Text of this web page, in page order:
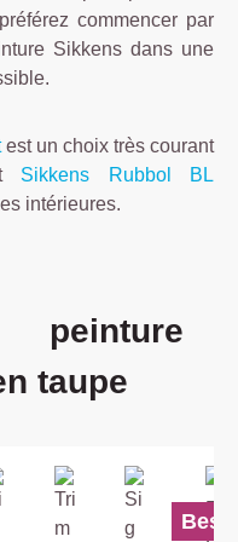
commencer par
Sikkens dans une
est un choix très courant
Sikkens Rubbol BL
intérieures.
taupe